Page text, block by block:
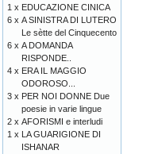
1 x EDUCAZIONE CINICA
6 x A SINISTRA DI LUTERO
Le sètte del Cinquecento
6 x A DOMANDA
RISPONDE..
4 x ERA IL MAGGIO
ODOROSO...
3 x PER NOI DONNE Due
poesie in varie lingue
2 x AFORISMI e interludi
1 x LA GUARIGIONE DI
ISHANAR